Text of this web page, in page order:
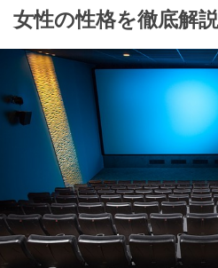
女性の性格を徹底解説